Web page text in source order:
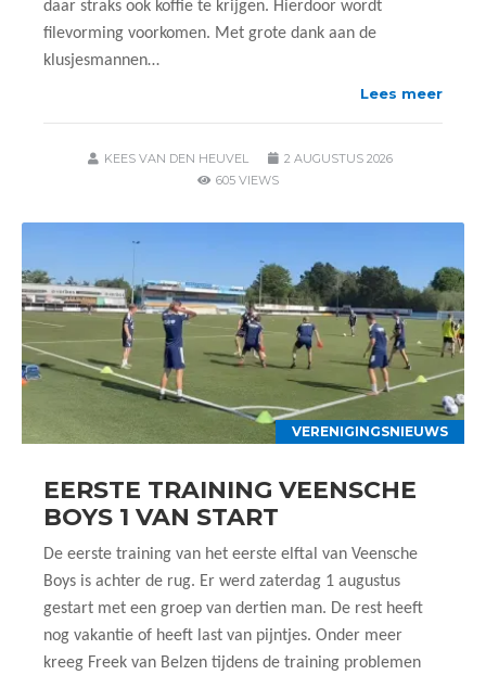
daar straks ook koffie te krijgen. Hierdoor wordt
filevorming voorkomen. Met grote dank aan de
klusjesmannen…
Lees meer
KEES VAN DEN HEUVEL
2 AUGUSTUS 2026
605 VIEWS
VERENIGINGSNIEUWS
EERSTE TRAINING VEENSCHE
BOYS 1 VAN START
De eerste training van het eerste elftal van Veensche
Boys is achter de rug. Er werd zaterdag 1 augustus
gestart met een groep van dertien man. De rest heeft
nog vakantie of heeft last van pijntjes. Onder meer
kreeg Freek van Belzen tijdens de training problemen